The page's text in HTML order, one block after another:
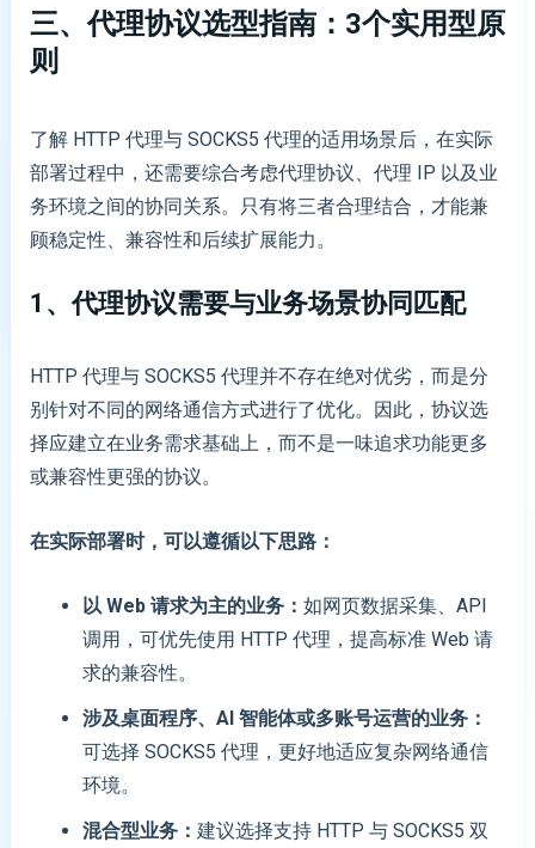
三、代理协议选型指南：3个实用型原
则
了解 HTTP 代理与 SOCKS5 代理的适用场景后，在实际
部署过程中，还需要综合考虑代理协议、代理 IP 以及业
务环境之间的协同关系。只有将三者合理结合，才能兼
顾稳定性、兼容性和后续扩展能力。
1、代理协议需要与业务场景协同匹配
HTTP 代理与 SOCKS5 代理并不存在绝对优劣，而是分
别针对不同的网络通信方式进行了优化。因此，协议选
择应建立在业务需求基础上，而不是一味追求功能更多
或兼容性更强的协议。
在实际部署时，可以遵循以下思路：
以 Web 请求为主的业务： 如网页数据采集、API
调用，可优先使用 HTTP 代理，提高标准 Web 请
求的兼容性。
涉及桌面程序、 AI 智能体或多账号运营的业务：
可选择 SOCKS5 代理，更好地适应复杂网络通信
环境。
混合型业务： 建议选择支持 HTTP 与 SOCKS5 双